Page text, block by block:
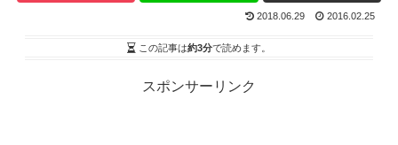
2018.06.29 2016.02.25
この記事は約3分で読めます。
スポンサーリンク